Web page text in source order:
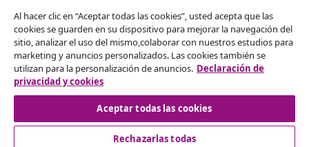
Desistir del contrato
Solicita la cancelación de tu pedido.
Desistir del contrato
Al hacer clic en “Aceptar todas las cookies”, usted acepta que las
cookies se guarden en su dispositivo para mejorar la navegación del
sitio, analizar el uso del mismo,colaborar con nuestros estudios para
marketing y anuncios personalizados. Las cookies también se
utilizan para la personalización de anuncios. Declaración de
privacidad y cookies
Aceptar todas las cookies
Rechazarlas todas